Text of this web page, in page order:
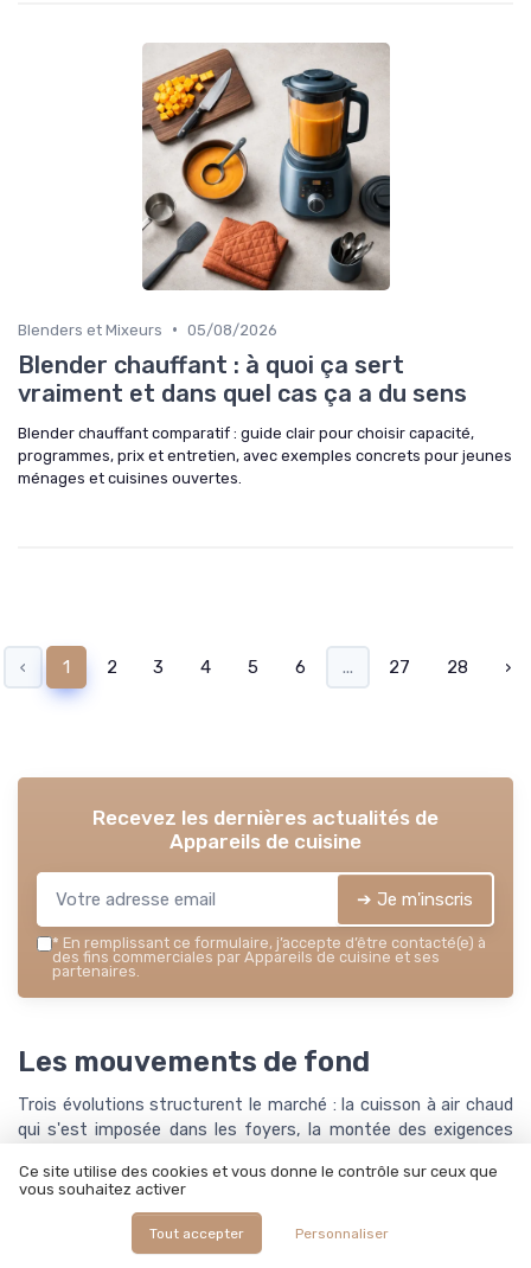
Blenders et Mixeurs • 05/08/2026
Blender chauffant : à quoi ça sert
vraiment et dans quel cas ça a du sens
Blender chauffant comparatif : guide clair pour choisir capacité,
programmes, prix et entretien, avec exemples concrets pour jeunes
ménages et cuisines ouvertes.
‹ 1 2 3 4 5 6 ... 27 28 ›
Recevez les dernières actualités de
Appareils de cuisine
➔ Je m'inscris
* En remplissant ce formulaire, j’accepte d’être contacté(e) à
des fins commerciales par Appareils de cuisine et ses
partenaires.
Les mouvements de fond
Trois évolutions structurent le marché : la cuisson à air chaud
qui s'est imposée dans les foyers, la montée des exigences
face au jetable. Elles ont en commun d'être portées par les
Ce site utilise des cookies et vous donne le contrôle sur ceux que
vous souhaitez activer
Tout accepter Personnaliser